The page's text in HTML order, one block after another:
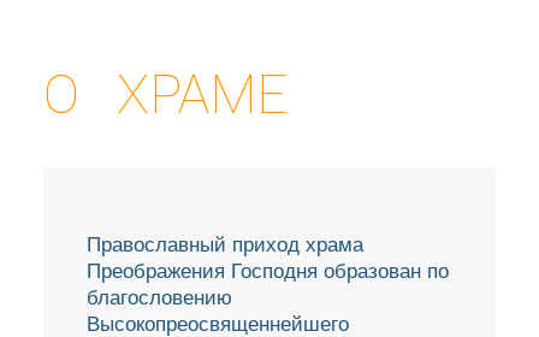
О ХРАМЕ
Православный приход храма
Преображения Господня образован по
благословению
Высокопреосвященнейшего